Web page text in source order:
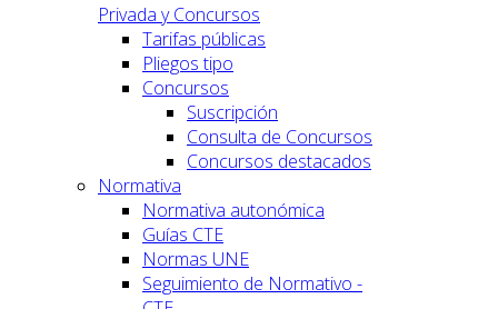
Privada y Concursos
Tarifas públicas
Pliegos tipo
Concursos
Suscripción
Consulta de Concursos
Concursos destacados
Normativa
Normativa autonómica
Guías CTE
Normas UNE
Seguimiento de Normativo -